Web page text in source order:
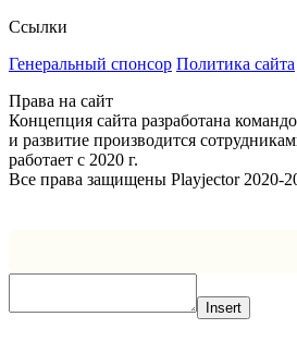
Ссылки
Генеральный спонсор Политика сайта
Права на сайт
Концепция сайта разработана
и развитие производится
работает с 2020 г.
Все права защищены Playjector 2020-
Insert